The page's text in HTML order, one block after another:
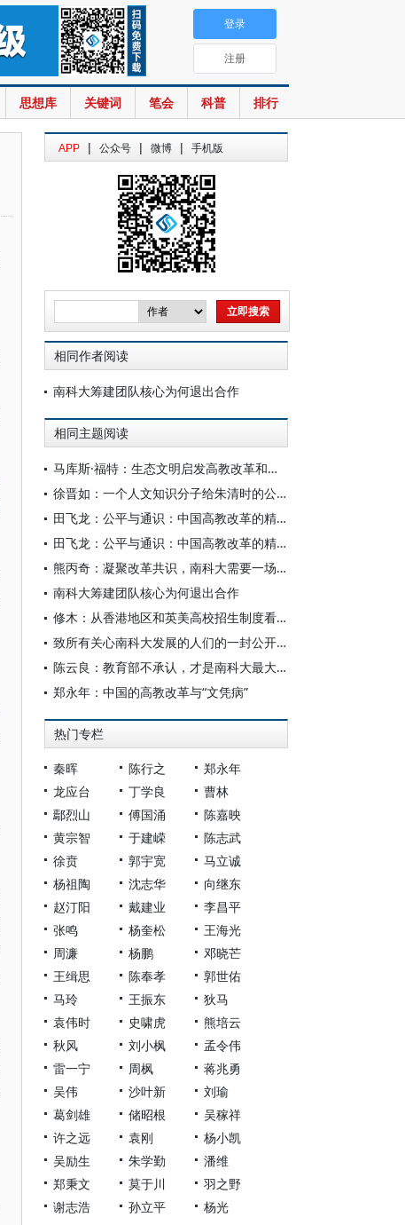
思想库 关键词 笔会 科普 排行
登录
注册
APP | 公众号 | 微博 | 手机版
相同作者阅读
南科大筹建团队核心为何退出合作
相同主题阅读
马库斯·福特：生态文明启发高教改革和学术研究
徐晋如：一个人文知识分子给朱清时的公开信
田飞龙：公平与通识：中国高教改革的精神救赎
田飞龙：公平与通识：中国高教改革的精神救赎
熊丙奇：凝聚改革共识，南科大需要一场内部大讨论
南科大筹建团队核心为何退出合作
修木：从香港地区和英美高校招生制度看南科大
致所有关心南科大发展的人们的一封公开信
陈云良：教育部不承认，才是南科大最大的胜利
郑永年：中国的高教改革与“文凭病”
热门专栏
秦晖 陈行之
郑永年
龙应台
丁学良
曹林
鄢烈山
傅国涌
陈嘉映
黄宗智
于建嵘
陈志武
徐贲
郭宇宽
马立诚
杨祖陶
沈志华
向继东
赵汀阳
戴建业
李昌平
张鸣
杨奎松
王海光
周濂
杨鹏
邓晓芒
王缉思
陈奉孝
郭世佑
马玲
王振东
狄马
袁伟时
史啸虎
熊培云
秋风
刘小枫
孟令伟
雷一宁
周枫
蒋兆勇
吴伟
沙叶新
刘瑜
葛剑雄
储昭根
吴稼祥
许之远
袁刚
杨小凯
吴励生
朱学勤
潘维
郑秉文
莫于川
羽之野
谢志浩
孙立平 杨光